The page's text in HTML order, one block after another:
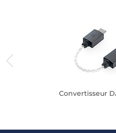
Convertisseur